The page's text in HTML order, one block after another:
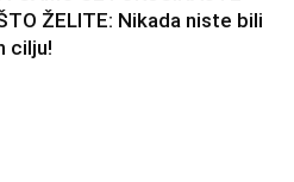
ŽELITE: Nikada niste bili
cilju!